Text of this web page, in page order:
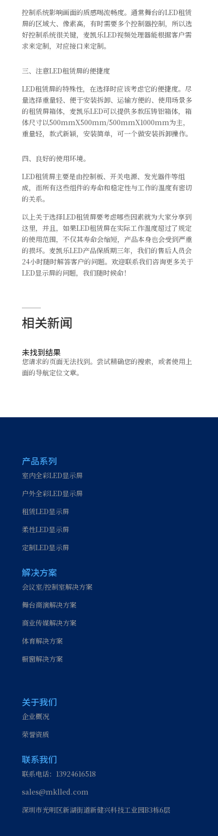
控制系统影响画面的质感喝流畅度。通常舞台的LED租赁
屏的区域大、像素高，有时需要多个控制器控制，所以选
好控制系统很关键，麦凯乐LED视频处理器能根据客户需
求来定制，对应接口来定制。
三、注意LED租赁屏的便捷度
LED租赁屏的特殊性，在选择时应该考虑它的便捷度。尽
量选择重量轻、便于安装拆卸、运输方便的、使用场景多
的租赁屏箱体，麦凯乐LED可以提供多款压铸铝箱体，箱
体尺寸以500mmX500mm/500mmX1000mm为主，
重量轻，款式新颖，安装简单，可一个做安装拆卸操作。
四、良好的使用环境。
LED租赁屏主要是由控制板、开关电源、发光器件等组
成，而所有这些组件的寿命和稳定性与工作的温度有密切
的关系。
以上关于选择LED租赁屏要考虑哪些因素就为大家分享到
这里，并且，如果LED租赁屏在实际工作温度超过了规定
的使用范围，不仅其寿命会缩短，产品本身也会受到严重
的损坏。麦凯乐LED产品保质期三年，我们的售后人员会
24小时随时解答客户的问题。欢迎联系我们咨询更多关于
LED显示屏的问题，我们随时候命！
相关新闻
未找到结果
您请求的页面无法找到。尝试精确您的搜索，或者使用上
面的导航定位文章。
产品系列
室内全彩LED显示屏
户外全彩LED显示屏
租赁LED显示屏
柔性LED显示屏
定制LED显示屏
解决方案
会议室/控制室解决方案
舞台商演解决方案
商业传媒解决方案
体育解决方案
橱窗解决方案
关于我们
企业概况
荣誉资质
联系我们
联系电话：13924616518
sales@mklled.com
深圳市光明区新湖街道新健兴科技工业园B3栋6层